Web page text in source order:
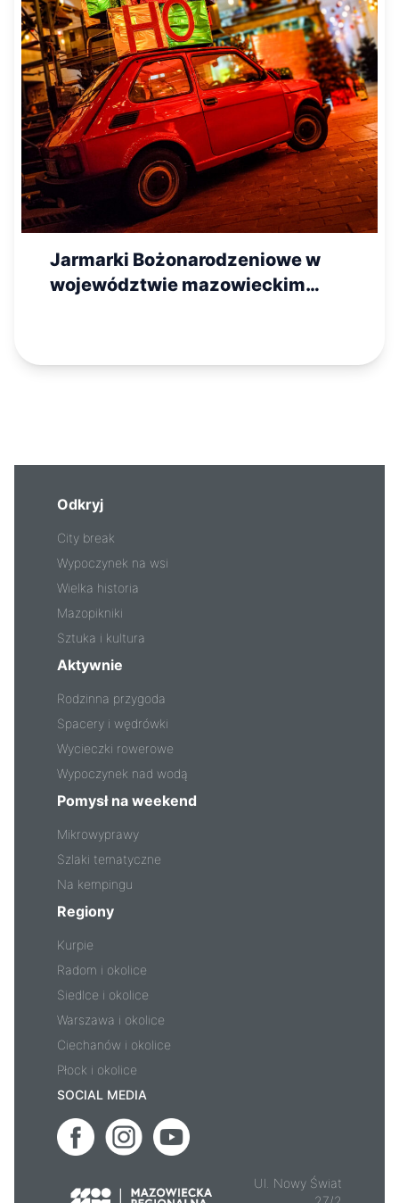
Jarmarki Bożonarodzeniowe w
województwie mazowieckim
Odkryj
City break
Wypoczynek na wsi
Wielka historia
Mazopikniki
Sztuka i kultura
Aktywnie
Rodzinna przygoda
Spacery i wędrówki
Wycieczki rowerowe
Wypoczynek nad wodą
Pomysł na weekend
Mikrowyprawy
Szlaki tematyczne
Na kempingu
Regiony
Kurpie
Radom i okolice
Siedlce i okolice
Warszawa i okolice
Ciechanów i okolice
Płock i okolice
SOCIAL MEDIA
Ul. Nowy Świat